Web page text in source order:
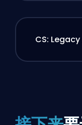
CS: Legacy